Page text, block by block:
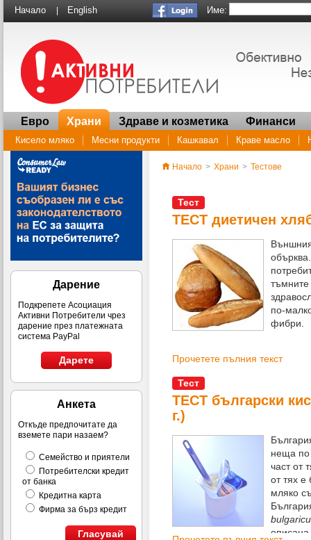
Начало English Име:
Евро Храни
Кисело мляко Месни продукти Кашкавал Краве масло
Здраве и козметика Финанси
Дарение
Подкрепете Асоциация
Активни Потребители чрез
дарение през платежната
система PayPal
Дарете
Анкета
Откъде предпочитате да
вземете пари назаем?
Семейство и приятели
Потребителски кредит
от банка
Кредитна карта
Фирма за бърз кредит
Гласувай
Начало > Храни > Тестове
Тест
ТЕСТ диетичен
по-
фибри.
Прочетете пълния текст
Тест
ТЕСТ български
г.)
неща
част от
от тях е
мляко
описана